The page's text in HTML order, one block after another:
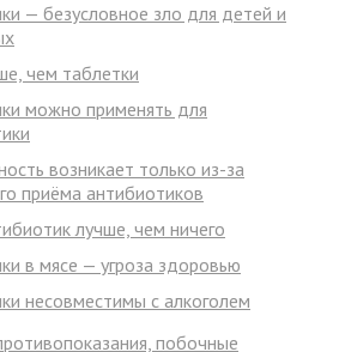
— безусловное зло для детей и
чем таблетки
можно применять для
возникает только из-за
приёма антибиотиков
лучше, чем ничего
в мясе — угроза здоровью
несовместимы с алкоголем
побочные